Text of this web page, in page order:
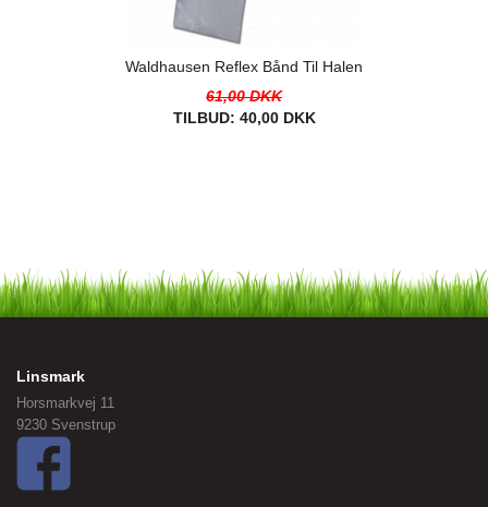
Waldhausen Reflex Bånd Til Halen
61,00 DKK
TILBUD: 40,00 DKK
Linsmark
Horsmarkvej 11
9230 Svenstrup